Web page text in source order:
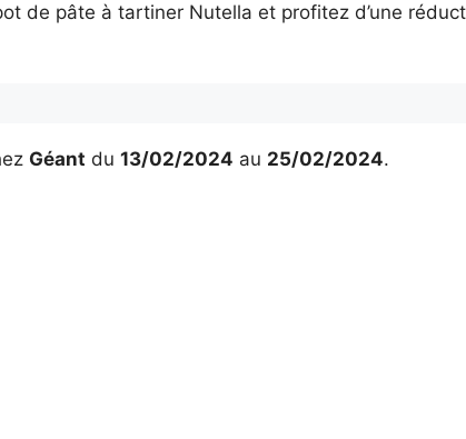
de pâte à tartiner Nutella et profitez d’une
Géant du 13/02/2024 au 25/02/2024.